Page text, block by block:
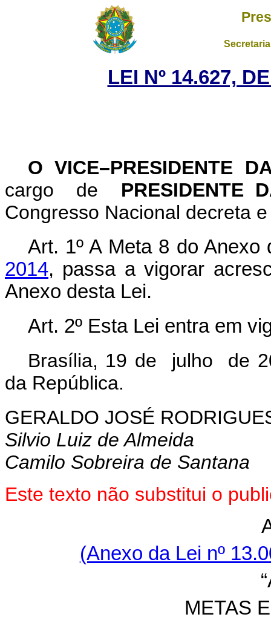
LEI Nº 14.627,
O VICE–PRESIDENTE
cargo de PRESIDENTE
Congresso Nacional decreta
Art. 1º A Meta 8 do Anexo
2014, passa a vigorar
Anexo desta Lei.
Art. 2º Esta Lei entra em
Brasília, 19 de julho de
da República.
GERALDO JOSÉ
Silvio Luiz de Almeida
Camilo Sobreira de Santana
Este texto não substitui o
(Anexo da Lei nº
METAS